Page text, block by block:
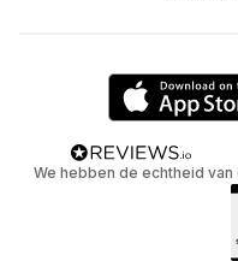
We hebben de echtheid